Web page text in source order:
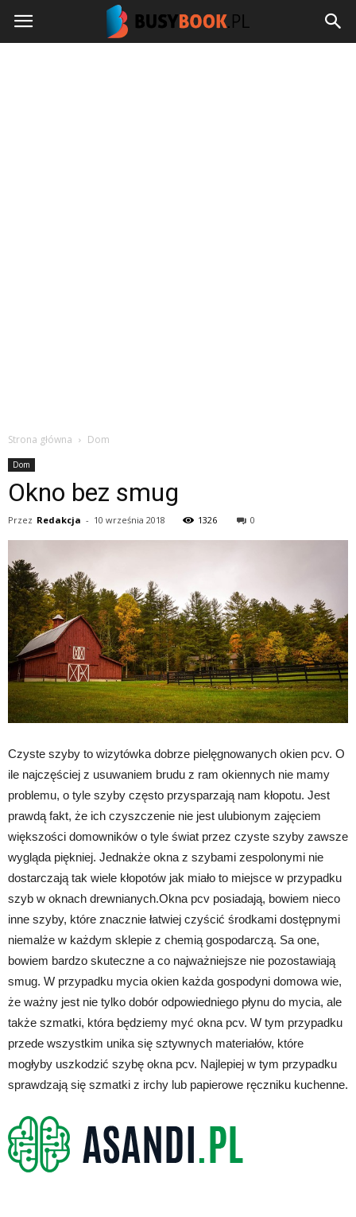
Strona główna Dom
Dom
Okno bez smug
Przez Redakcja - 10 września 2018 1326 0
Czyste szyby to wizytówka dobrze pielęgnowanych okien pcv. O
ile najczęściej z usuwaniem brudu z ram okiennych nie mamy
problemu, o tyle szyby często przysparzają nam kłopotu. Jest
prawdą fakt, że ich czyszczenie nie jest ulubionym zajęciem
większości domowników o tyle świat przez czyste szyby zawsze
wygląda piękniej. Jednakże okna z szybami zespolonymi nie
dostarczają tak wiele kłopotów jak miało to miejsce w przypadku
szyb w oknach drewnianych.Okna pcv posiadają, bowiem nieco
inne szyby, które znacznie łatwiej czyścić środkami dostępnymi
niemalże w każdym sklepie z chemią gospodarczą. Sa one,
bowiem bardzo skuteczne a co najważniejsze nie pozostawiają
smug. W przypadku mycia okien każda gospodyni domowa wie,
że ważny jest nie tylko dobór odpowiedniego płynu do mycia, ale
także szmatki, która będziemy myć okna pcv. W tym przypadku
przede wszystkim unika się sztywnych materiałów, które
mogłyby uszkodzić szybę okna pcv. Najlepiej w tym przypadku
sprawdzają się szmatki z irchy lub papierowe ręczniku kuchenne.